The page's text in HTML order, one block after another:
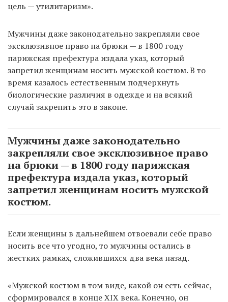
цель — утилитаризм».
Мужчины даже законодательно закрепляли свое
эксклюзивное право на брюки — в 1800 году
парижская префектура издала указ, который
запретил женщинам носить мужской костюм. В то
время казалось естественным подчеркнуть
биологические различия в одежде и на всякий
случай закрепить это в законе.
Мужчины даже законодательно
закрепляли свое эксклюзивное право
на брюки — в 1800 году парижская
префектура издала указ, который
запретил женщинам носить мужской
костюм.
Если женщины в дальнейшем отвоевали себе право
носить все что угодно, то мужчины остались в
жестких рамках, сложившихся два века назад.
«Мужской костюм в том виде, какой он есть сейчас,
сформировался в конце XIX века. Конечно, он